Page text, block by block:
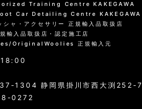
Training Centre KAKEGAWA
Car Detailing Centre KAKEGAWA
ャ・アクセサリー 正規輸入品取扱店
入品取扱店・認定施工店
OriginalWoolies 正規輸入元
1304 静岡県掛川市西大渕252-7
0272